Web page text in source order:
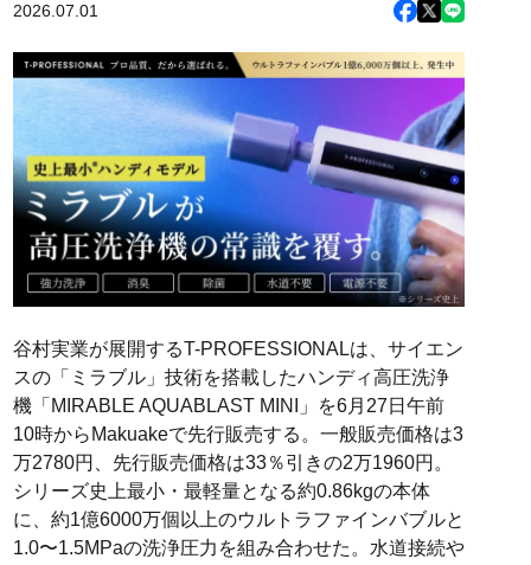
2026.07.01
谷村実業が展開するT-PROFESSIONALは、サイエン
スの「ミラブル」技術を搭載したハンディ高圧洗浄
機「MIRABLE AQUABLAST MINI」を6月27日午前
10時からMakuakeで先行販売する。一般販売価格は3
万2780円、先行販売価格は33％引きの2万1960円。
シリーズ史上最小・最軽量となる約0.86kgの本体
に、約1億6000万個以上のウルトラファインバブルと
1.0〜1.5MPaの洗浄圧力を組み合わせた。水道接続や